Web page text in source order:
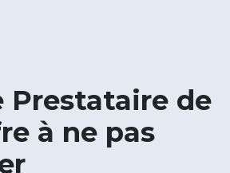
Prestataire de
à ne pas